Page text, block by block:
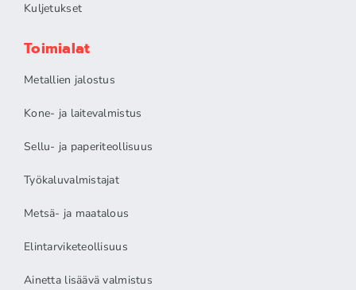
Kuljetukset
Toimialat
Metallien jalostus
Kone- ja laitevalmistus
Sellu- ja paperiteollisuus
Työkaluvalmistajat
Metsä- ja maatalous
Elintarviketeollisuus
Ainetta lisäävä valmistus